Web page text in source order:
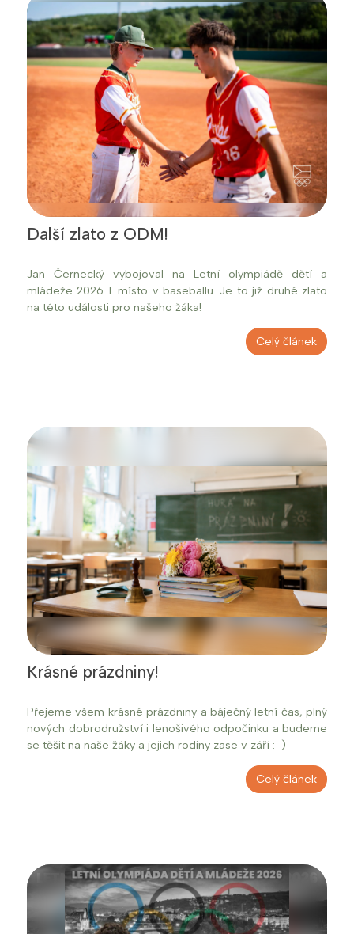
Další zlato z ODM!
Jan Černecký vybojoval na Letní olympiádě dětí a
mládeže 2026 1. místo v baseballu. Je to již druhé zlato
na této události pro našeho žáka!
Celý článek
Krásné prázdniny!
Přejeme všem krásné prázdniny a báječný letní čas, plný
nových dobrodružství i lenošivého odpočinku a budeme
se těšit na naše žáky a jejich rodiny zase v září :-)
Celý článek